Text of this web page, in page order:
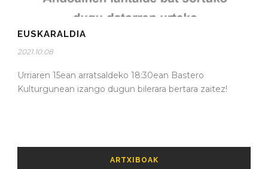
EUSKARALDIA
2021.10.08
Urriaren 15ean arratsaldeko 18:30ean Bastero
Kulturgunean izango dugun bilerara bertara zaitez!
ARTXIBOAK